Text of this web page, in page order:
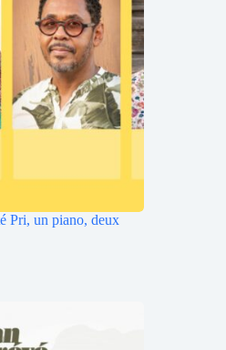
Pri, un piano, deux